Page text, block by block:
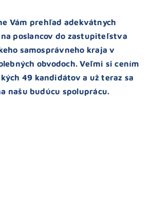
Vám prehľad adekvátnych
poslancov do zastupiteľstva
samosprávneho kraja v
obvodoch. Veľmi si cením
49 kandidátov a už teraz sa
našu budúcu spoluprácu.